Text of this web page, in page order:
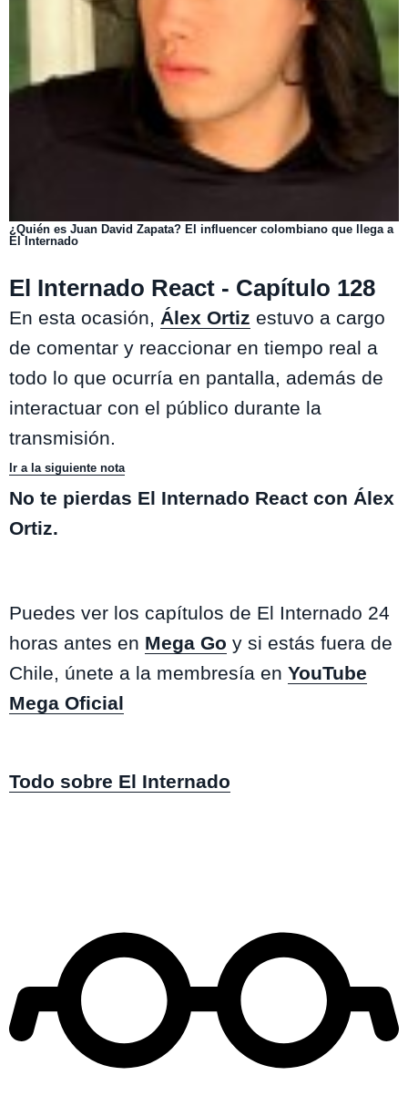
¿Quién es Juan David Zapata? El influencer colombiano que llega a
El Internado
El Internado React - Capítulo 128
En esta ocasión, Álex Ortiz estuvo a cargo
de comentar y reaccionar en tiempo real a
todo lo que ocurría en pantalla, además de
interactuar con el público durante la
transmisión.
Ir a la siguiente nota
No te pierdas El Internado React con Álex
Ortiz.
Puedes ver los capítulos de El Internado 24
horas antes en Mega Go y si estás fuera de
Chile, únete a la membresía en YouTube
Mega Oficial
Todo sobre El Internado